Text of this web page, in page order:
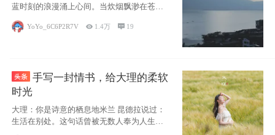
蓝时刻的浪漫涌上心间。当炊烟飘渺在苍山
YoYo_6C6P2R7V  1.4万  19
手写一封情书，给大理的柔软
时光
大理：你是诗意的栖息地米兰 昆德拉说过：
生活在别处。这句话曾被无数人奉为人生信
条，并